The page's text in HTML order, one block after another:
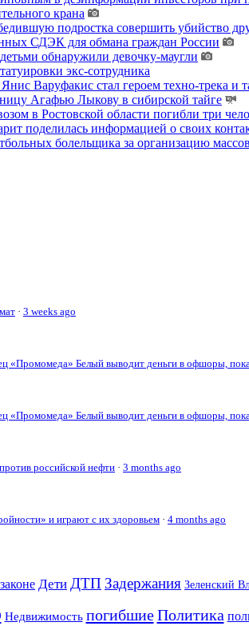
крана
подростка совершить убийство
СДЭК для обмана граждан России
обнаружили девочку-маугли
экс-сотрудника
Варуфакис стал героем техно-трека и
Агафью Лыкову в сибирской тайге
в Ростовской области погибли три
поделилась информацией о своих
болельщика за организацию
· 3 weeks ago
«Промомеда» Белый выводит деньги в офшоры,
«Промомеда» Белый выводит деньги в офшоры,
российской нефти · 3 months ago
и играют с их здоровьем · 4 months ago
Дети ДТП Задержания Зеленский
Недвижимость погибшие Политика